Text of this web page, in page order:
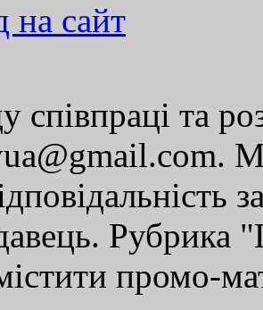
на сайт
співпраці та
Рубрика
промо-